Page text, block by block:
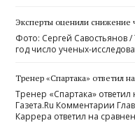
Эксперты оценили снижение
Фото: Сергей Савостьянов
год число ученых-
Тренер «Спартака» ответил
Тренер «Спартака»
Газета.Ru Комментарии
Каррера ответил на